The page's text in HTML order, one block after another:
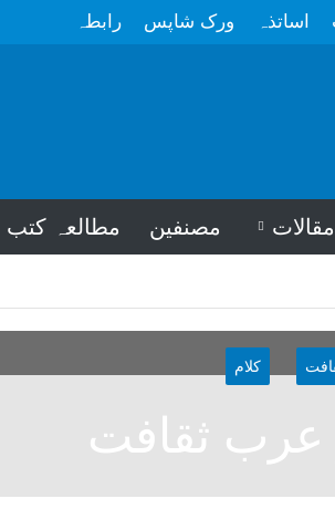
اساتذہ ورک شاپس رابطہ
مصنفین مطالعہ کتب
کلام
عرب ثقافت